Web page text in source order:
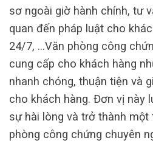
sơ ngoài giờ hành chính, tư
quan đến pháp luật cho
24/7, …Văn phòng công
cung cấp cho khách hàng
nhanh chóng, thuận tiện và
cho khách hàng. Đơn vị này
sự hài lòng và trở thành một
phòng công chứng chuyên